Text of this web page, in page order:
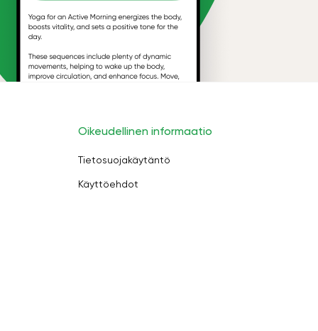
Oikeudellinen informaatio
Tietosuojakäytäntö
Käyttöehdot